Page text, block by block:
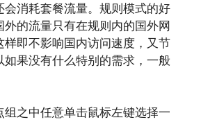
会消耗套餐流量。规则模式的好
外的流量只有在规则内的国外网
样即不影响国内访问速度，又节
如果没有什么特别的需求，一般
组之中任意单击鼠标左键选择一